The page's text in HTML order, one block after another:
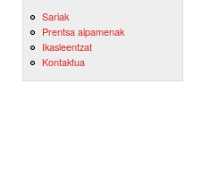
Sariak
Prentsa aipamenak
Ikasleentzat
Kontaktua